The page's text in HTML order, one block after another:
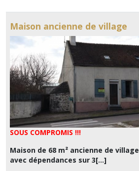
Maison ancienne de village
SOUS COMPROMIS !!!
Maison de 68 m² ancienne de village
avec dépendances sur 3[...]